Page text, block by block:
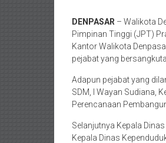
DENPASAR – Walikota
Pimpinan Tinggi (JPT)
Kantor Walikota
pejabat yang
Adapun pejabat yang
SDM, I Wayan Sudiana,
Perencanaan
Selanjutnya Kepala
Kepala Dinas